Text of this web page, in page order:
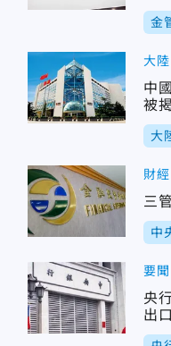
金
大陸
中
被
大
財經
三
中
要聞
央
出